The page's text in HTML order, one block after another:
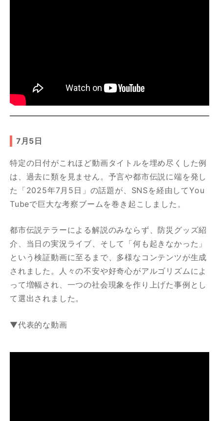
7月5日
特定の日付がこれほど動画タイトルを埋め尽くした例
は、過去に類を見ません。予言や都市伝説に端を発し
た「2025年7月5日」の話題が、SNSを経由してYou
Tubeで巨大な考察ブームを巻き起こしました。
都市伝説テラーによる解説のみならず、防災グッズ紹
介、当日の実況ライブ、そして「何も起きなかった」
という検証動画に至るまで、多様なコンテンツが生成
されました。人々の不安や好奇心がアルゴリズムによ
って増幅され、一つの社会現象を作り上げた事例とし
て選出されました。
▼代表的な動画